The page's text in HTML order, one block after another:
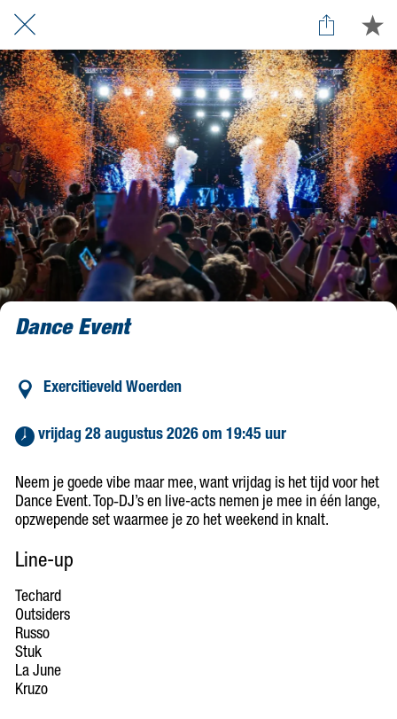
Dance Event
Exercitieveld Woerden
vrijdag 28 augustus 2026 om 19:45 uur
Neem je goede vibe maar mee, want vrijdag is het tijd voor het
Dance Event. Top‑DJ’s en live-acts nemen je mee in één lange,
opzwepende set waarmee je zo het weekend in knalt.
Line-up
Techard
Outsiders
Russo
Stuk
La June
Kruzo